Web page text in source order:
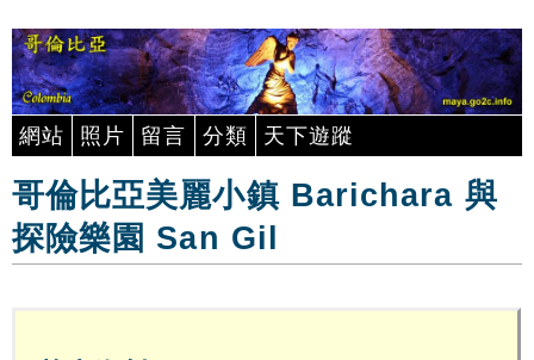
網站 照片 留言 分類 天下遊蹤
哥倫比亞美麗小鎮 Barichara 與
探險樂園 San Gil